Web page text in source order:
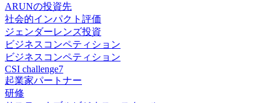
ARUNの投資先
社会的インパクト評価
ジェンダーレンズ投資
ビジネスコンペティション
ビジネスコンペティション
CSI challenge7
起業家パートナー
研修